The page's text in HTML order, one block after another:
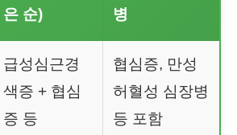
은 순)
병
급성심근경
색증 + 협심
증 등
협심증, 만성
허혈성 심장병
등 포함